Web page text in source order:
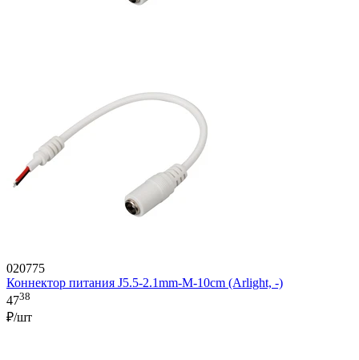
020775
Коннектор питания J5.5-2.1mm-M-10cm (Arlight, -)
4738
₽/шт